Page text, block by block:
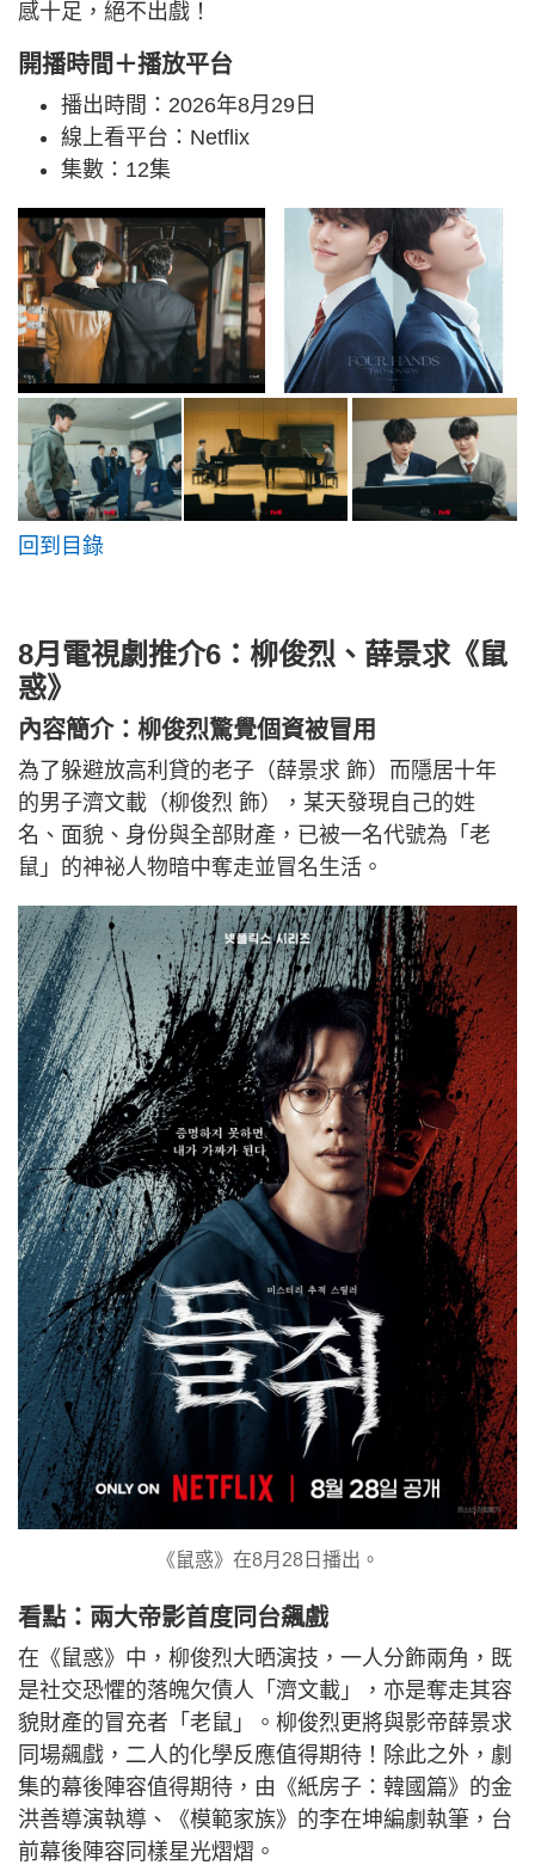
感十足，絕不出戲！
開播時間＋播放平台
播出時間：2026年8月29日
線上看平台：Netflix
集數：12集
回到目錄
8月電視劇推介6：柳俊烈、薛景求《鼠
惑》
內容簡介：柳俊烈驚覺個資被冒用
為了躲避放高利貸的老子（薛景求 飾）而隱居十年
的男子濟文載（柳俊烈 飾），某天發現自己的姓
名、面貌、身份與全部財產，已被一名代號為「老
鼠」的神祕人物暗中奪走並冒名生活。
《鼠惑》在8月28日播出。
看點：兩大帝影首度同台飆戲
在《鼠惑》中，柳俊烈大晒演技，一人分飾兩角，既
是社交恐懼的落魄欠債人「濟文載」，亦是奪走其容
貌財產的冒充者「老鼠」。柳俊烈更將與影帝薛景求
同場飆戲，二人的化學反應值得期待！除此之外，劇
集的幕後陣容值得期待，由《紙房子：韓國篇》的金
洪善導演執導、《模範家族》的李在坤編劇執筆，台
前幕後陣容同樣星光熠熠。